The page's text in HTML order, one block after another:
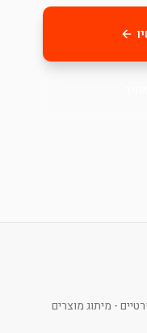
- מיתוג מוצרים